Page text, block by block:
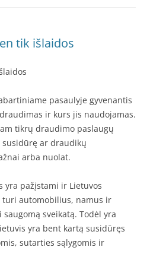
tik išlaidos
pasaulyje gyvenantis
ir kurs jis naudojamas.
tikrų draudimo paslaugų
susidūrę ar draudikų
arba nuolat.
yra pažįstami ir Lietuvos
automobilius, namus ir
sveikatą. Todėl yra
yra bent kartą susidūręs
sutarties sąlygomis ir